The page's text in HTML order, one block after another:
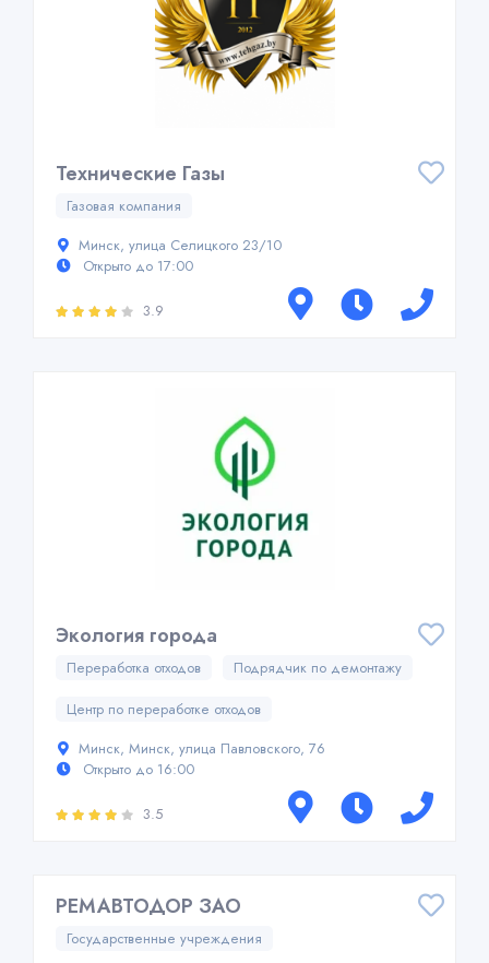
Технические Газы
Газовая компания
Минск, улица Селицкого 23/10
Открыто до 17:00
3.9
Экология города
Переработка отходов
Подрядчик по демонтажу
Центр по переработке отходов
Минск, Минск, улица Павловского, 76
Открыто до 16:00
3.5
РЕМАВТОДОР ЗАО
Государственные учреждения